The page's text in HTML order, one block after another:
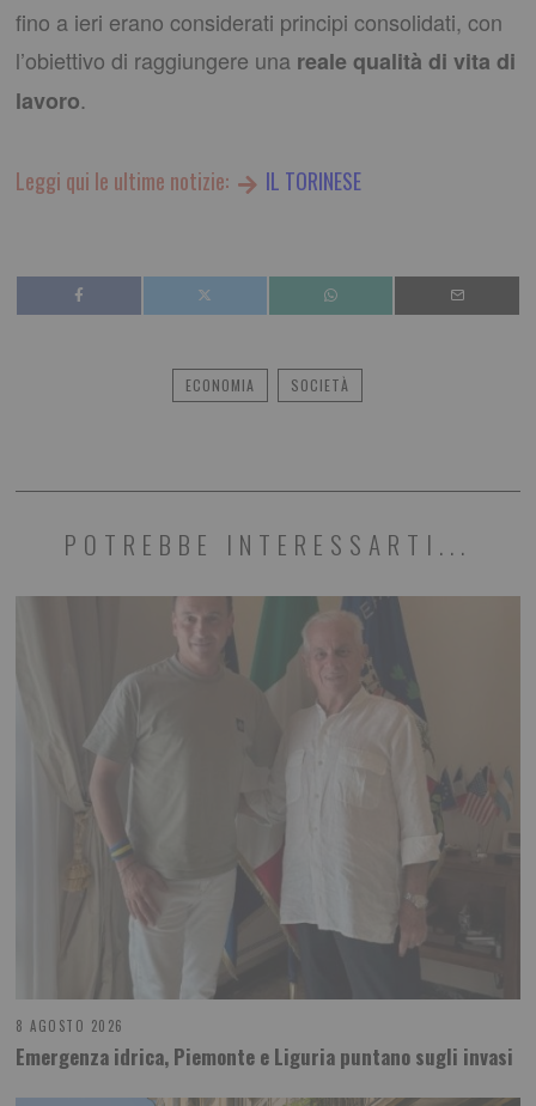
fino a ieri erano considerati principi consolidati, con
l’obiettivo di raggiungere una reale qualità di vita di
lavoro.
Leggi qui le ultime notizie: IL TORINESE
ECONOMIA SOCIETÀ
POTREBBE INTERESSARTI...
8 AGOSTO 2026
Emergenza idrica, Piemonte e Liguria puntano sugli invasi